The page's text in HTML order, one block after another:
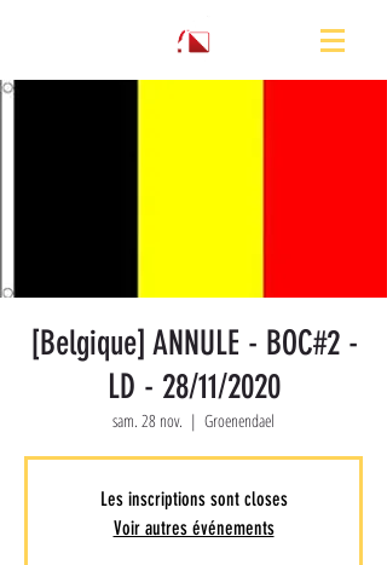
[Belgique] ANNULE - BOC#2 -
LD - 28/11/2020
sam. 28 nov.
  |
Groenendael
Les inscriptions sont closes
Voir autres événements